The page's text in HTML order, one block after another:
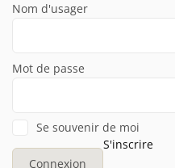
Nom d'usager
Mot de passe
Se souvenir de moi
S'inscrire